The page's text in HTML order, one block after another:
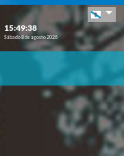
15:49:38
Sábado 8 de agosto 2026